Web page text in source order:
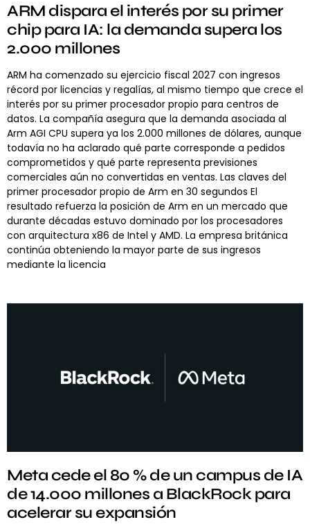
ARM dispara el interés por su primer
chip para IA: la demanda supera los
2.000 millones
ARM ha comenzado su ejercicio fiscal 2027 con ingresos
récord por licencias y regalías, al mismo tiempo que crece el
interés por su primer procesador propio para centros de
datos. La compañía asegura que la demanda asociada al
Arm AGI CPU supera ya los 2.000 millones de dólares, aunque
todavía no ha aclarado qué parte corresponde a pedidos
comprometidos y qué parte representa previsiones
comerciales aún no convertidas en ventas. Las claves del
primer procesador propio de Arm en 30 segundos El
resultado refuerza la posición de Arm en un mercado que
durante décadas estuvo dominado por los procesadores
con arquitectura x86 de Intel y AMD. La empresa británica
continúa obteniendo la mayor parte de sus ingresos
mediante la licencia
Meta cede el 80 % de un campus de IA
de 14.000 millones a BlackRock para
acelerar su expansión